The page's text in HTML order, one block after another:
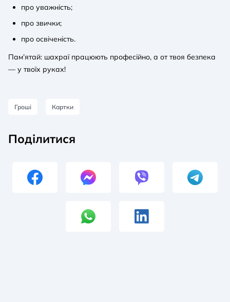
про уважність;
про звички;
про освіченість.
Пам’ятай: шахраї працюють професійно, а от твоя безпека
— у твоїх руках!
Гроші Картки
Поділитися